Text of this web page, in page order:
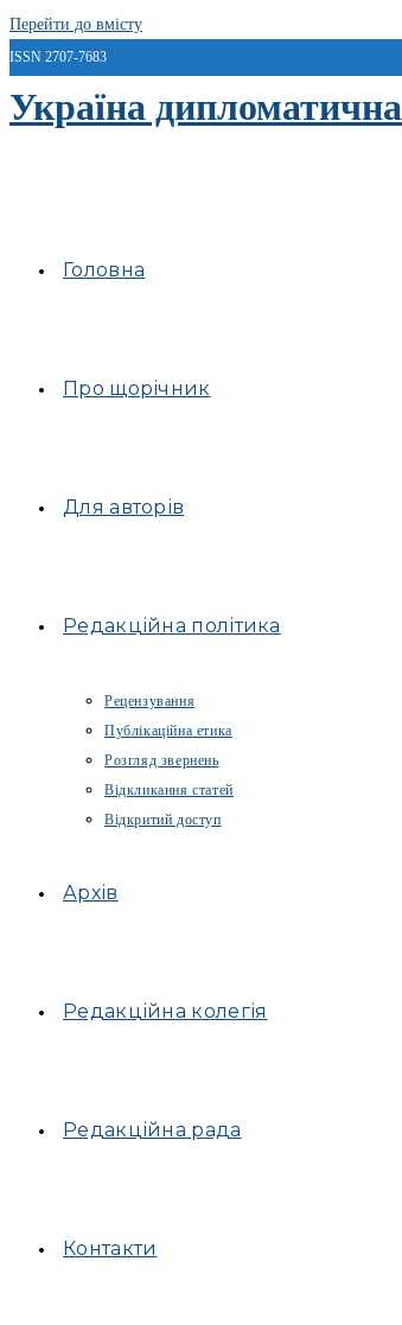
Перейти до вмісту
ISSN 2707-7683
Україна дипломатична
Головна
Про щорічник
Для авторів
Редакційна політика
Рецензування
Публікаційна етика
Розгляд звернень
Відкликання статей
Відкритий доступ
Архів
Редакційна колегія
Редакційна рада
Контакти